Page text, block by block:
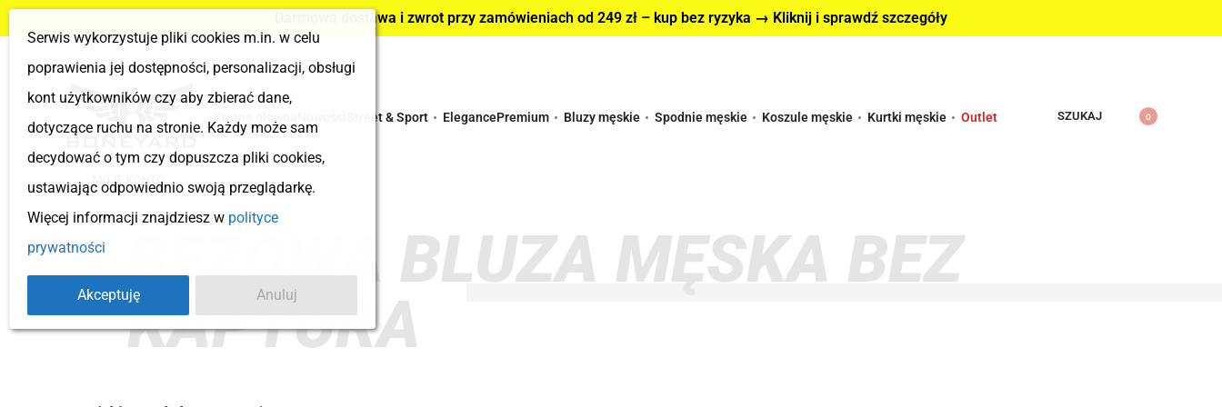
Darmowa dostawa i zwrot przy zamówieniach od 249 zł – kup bez ryzyka → Kliknij i sprawdź szczegóły
Street & Sport ElegancePremium Bluzy męskie Spodnie męskie Koszule męskie Kurtki męskie Outlet SZUKAJ 0
MOJE KONTO
BEŻOWA BLUZA MĘSKA BEZ
KAPTURA
Serwis wykorzystuje pliki cookies m.in. w celu
poprawienia jej dostępności, personalizacji, obsługi
kont użytkowników czy aby zbierać dane,
dotyczące ruchu na stronie. Każdy może sam
decydować o tym czy dopuszcza pliki cookies,
ustawiając odpowiednio swoją przeglądarkę.
Więcej informacji znajdziesz w polityce
prywatności
Akceptuję Anuluj